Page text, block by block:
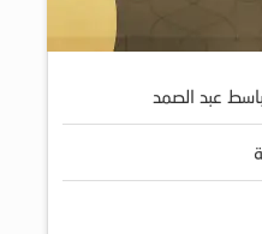
عبد الصمد